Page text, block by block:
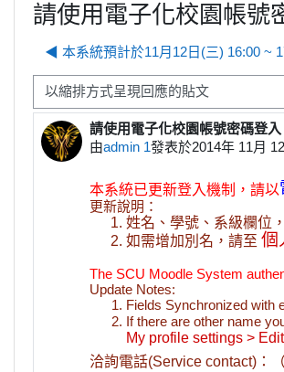
請使用電子化校園帳號
◀︎ 本系統預計於11月12日(三) 16:00 ~
顯示模式
請使用電子化校園帳號密碼登
由admin 1 發表於2014年 11月
Number of replies: 0
本系統已更新登入機制，請以
更新說明：
姓名、學號、系級欄位
如需增加別名，請至 個
The SCU Moodle System
Update Notes:
Fields Synchronized with
If there are other name
My profile settings >
洽詢電話(Service contact)：